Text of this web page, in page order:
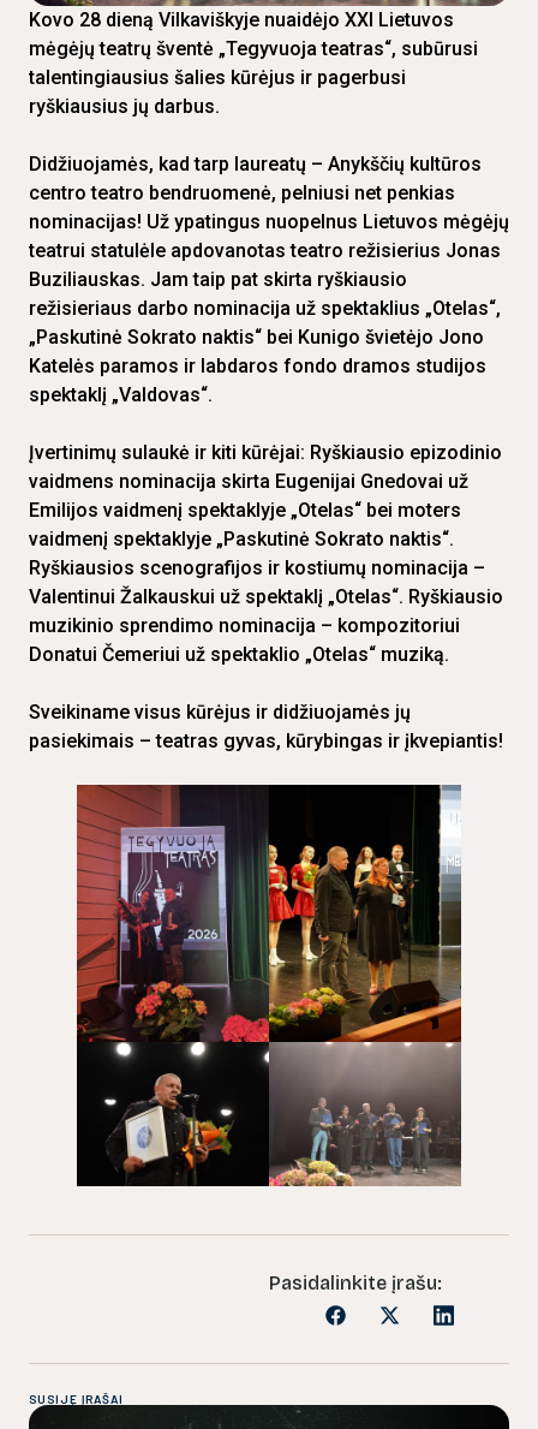
Kovo 28 dieną Vilkaviškyje nuaidėjo XXI Lietuvos
mėgėjų teatrų šventė „Tegyvuoja teatras“, subūrusi
talentingiausius šalies kūrėjus ir pagerbusi
ryškiausius jų darbus.
Didžiuojamės, kad tarp laureatų – Anykščių kultūros
centro teatro bendruomenė, pelniusi net penkias
nominacijas! Už ypatingus nuopelnus Lietuvos mėgėjų
teatrui statulėle apdovanotas teatro režisierius Jonas
Buziliauskas. Jam taip pat skirta ryškiausio
režisieriaus darbo nominacija už spektaklius „Otelas“,
„Paskutinė Sokrato naktis“ bei Kunigo švietėjo Jono
Katelės paramos ir labdaros fondo dramos studijos
spektaklį „Valdovas“.
Įvertinimų sulaukė ir kiti kūrėjai: Ryškiausio epizodinio
vaidmens nominacija skirta Eugenijai Gnedovai už
Emilijos vaidmenį spektaklyje „Otelas“ bei moters
vaidmenį spektaklyje „Paskutinė Sokrato naktis“.
Ryškiausios scenografijos ir kostiumų nominacija –
Valentinui Žalkauskui už spektaklį „Otelas“. Ryškiausio
muzikinio sprendimo nominacija – kompozitoriui
Donatui Čemeriui už spektaklio „Otelas“ muziką.
Sveikiname visus kūrėjus ir didžiuojamės jų
pasiekimais – teatras gyvas, kūrybingas ir įkvepiantis!
Pasidalinkite įrašu:
SUSIJĘ ĮRAŠAI